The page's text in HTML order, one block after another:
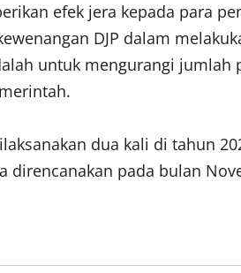
efek jera kepada para
DJP dalam
untuk mengurangi jumlah
dua kali di tahun
direncanakan pada bulan